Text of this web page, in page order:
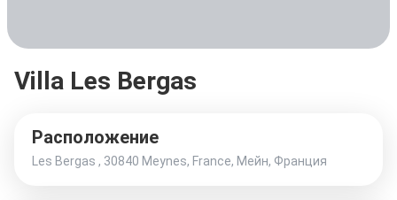
Villa Les Bergas
Расположение
Les Bergas , 30840 Meynes, France, Мейн, Франция